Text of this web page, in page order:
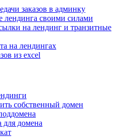
заказов в админку
лендинга своими силами
на лендинг и транзитные
на лендингах
из excel
собственный домен
для домена